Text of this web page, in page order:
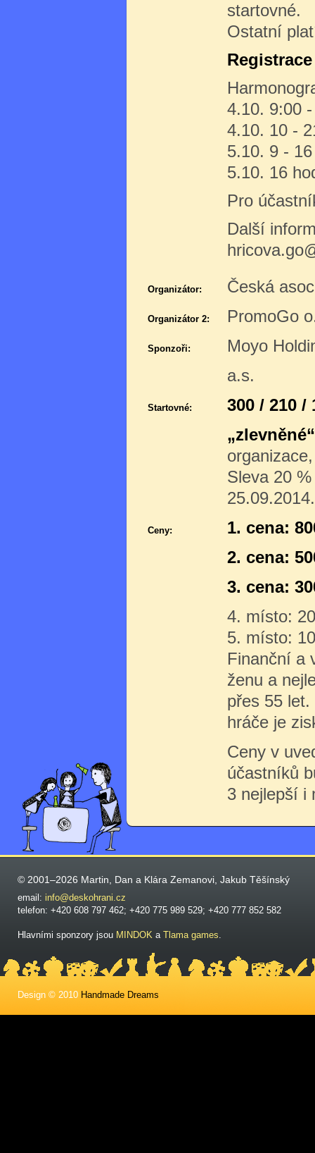
startovné.
Ostatní
4.10. 9:00
4.10. 10 -
5.10. 9 -
5.10. 16
Pro
Další
Organizátor: Česká
Organizátor 2: PromoGo
Sponzoři:
Moyo
a.s.
Startovné:
300 / 210 /
„zlevněné“
Sleva 20
25.09.2014.
Ceny:
1. cena:
2. cena:
3. cena:
4. místo:
5. místo:
Finanční a
ženu a
přes 55
hráče je
Ceny v
účastníků
3 nejlepší i
© 2001–2026 Martin, Dan a Klára Zemanovi, Jakub Těšínský
email: info@deskohrani.cz
telefon: +420 608 797 462; +420 775 989 529; +420 777 852 582
Hlavními sponzory jsou MINDOK a Tlama games.
Design © 2010 Handmade Dreams